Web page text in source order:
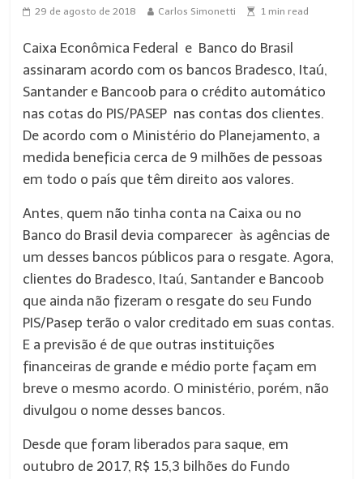
29 de agosto de 2018 Carlos Simonetti 1 min read
Caixa Econômica Federal e Banco do Brasil
assinaram acordo com os bancos Bradesco, Itaú,
Santander e Bancoob para o crédito automático
nas cotas do PIS/PASEP nas contas dos clientes.
De acordo com o Ministério do Planejamento, a
medida beneficia cerca de 9 milhões de pessoas
em todo o país que têm direito aos valores.
Antes, quem não tinha conta na Caixa ou no
Banco do Brasil devia comparecer às agências de
um desses bancos públicos para o resgate. Agora,
clientes do Bradesco, Itaú, Santander e Bancoob
que ainda não fizeram o resgate do seu Fundo
PIS/Pasep terão o valor creditado em suas contas.
E a previsão é de que outras instituições
financeiras de grande e médio porte façam em
breve o mesmo acordo. O ministério, porém, não
divulgou o nome desses bancos.
Desde que foram liberados para saque, em
outubro de 2017, R$ 15,3 bilhões do Fundo